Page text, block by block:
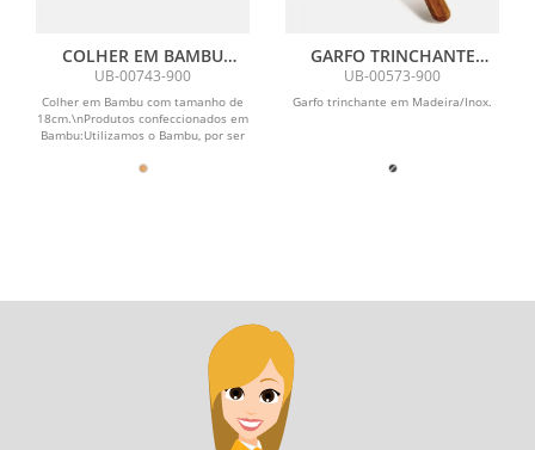
COLHER EM BAMBU
UTILITY TAMANHO 18 CM
UB-00743-900
Colher em Bambu com tamanho de
18cm.\nProdutos confeccionados em
Bambu:Utilizamos o Bambu, por ser
GARFO TRINCHANTE
SPECIAL LINE - MADEIRA /
INOX
UB-00573-900
Garfo trinchante em Madeira/Inox.